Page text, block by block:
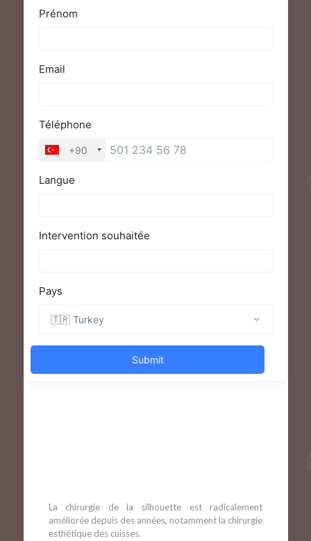
La chirurgie de la silhouette est radicalement
améliorée depuis des années, notamment la chirurgie
esthétique des cuisses.